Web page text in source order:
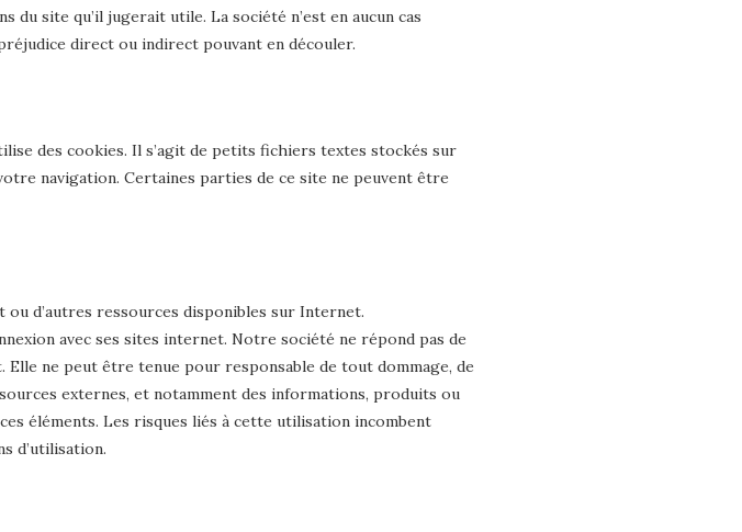
site qu’il jugerait utile. La société n’est en aucun cas
direct ou indirect pouvant en découler.
des cookies. Il s’agit de petits fichiers textes stockés sur
navigation. Certaines parties de ce site ne peuvent être
d’autres ressources disponibles sur Internet.
avec ses sites internet. Notre société ne répond pas de
ne peut être tenue pour responsable de tout dommage, de
externes, et notamment des informations, produits ou
éléments. Les risques liés à cette utilisation incombent
d’utilisation.